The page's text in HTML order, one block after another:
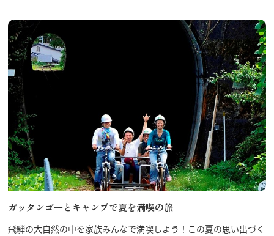
ガッタンゴーとキャンプで夏を満喫の旅
飛騨の大自然の中を家族みんなで満喫しよう！この夏の思い出づく